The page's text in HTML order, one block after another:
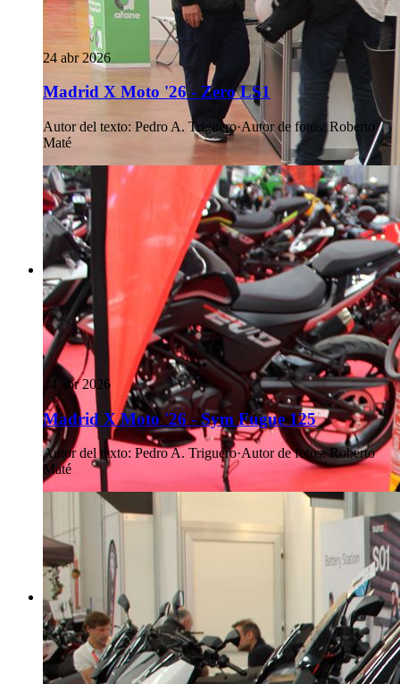
24 abr 2026
Madrid X Moto '26 - Zero LS1
Autor del texto: Pedro A. Triguero·Autor de fotos: Roberto
Maté
24 abr 2026
Madrid X Moto '26 - Sym Fugue 125
Autor del texto: Pedro A. Triguero·Autor de fotos: Roberto
Maté